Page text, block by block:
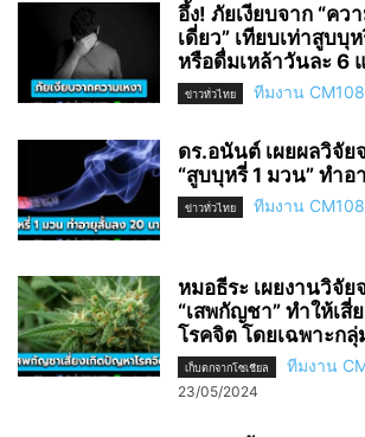
อึ้ง! ภัยเงียบจาก “คว
เดี่ยว” เทียบเท่าสูบบุ
หรือดื่มเหล้าวันละ 6
ข่าวทั่วไทย ทีมงาน
ดร.อนันต์ เผยผลวิจัย
“สูบบุหรี่ 1 มวน” ทำ
ข่าวทั่วไทย ทีมงาน
หมอธีระ เผยงานวิจั
“เสพกัญชา” ทำให้เสี่
โรคจิต โดยเฉพาะก
เก็บตกจากโซเชียล ทีมงาน
23/05/2024